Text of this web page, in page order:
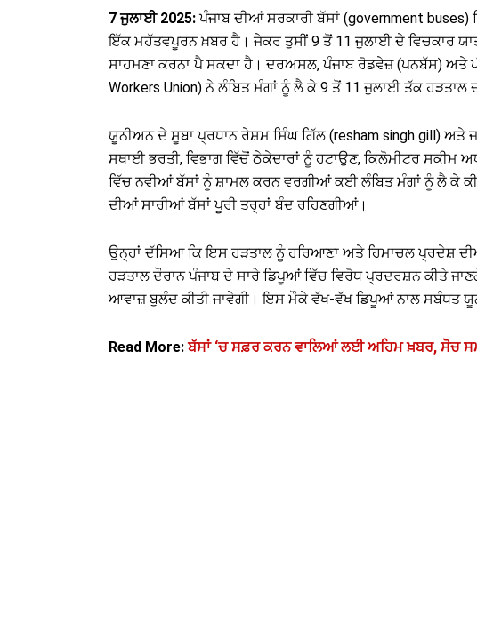
7 ਜੁਲਾਈ 2025:ਪੰਜਾਬ ਦੀਆਂ ਸਰਕਾਰੀ ਬੱਸਾਂ (government
ਇੱਕ ਮਹੱਤਵਪੂਰਨ ਖ਼ਬਰ ਹੈ। ਜੇਕਰ ਤੁਸੀਂ 9 ਤੋਂ 11 ਜੁਲਾਈ ਦੇ ਵਿਚਕਾਰ
ਸਾਹਮਣਾ ਕਰਨਾ ਪੈ ਸਕਦਾ ਹੈ। ਦਰਅਸਲ, ਪੰਜਾਬ ਰੋਡਵੇਜ਼ (ਪਨਬੱਸ)
Workers Union) ਨੇ ਲੰਬਿਤ ਮੰਗਾਂ ਨੂੰ ਲੈ ਕੇ 9 ਤੋਂ 11 ਜੁਲਾਈ ਤੱਕ ਹੜਤਾਲ
ਯੂਨੀਅਨ ਦੇ ਸੂਬਾ ਪ੍ਰਧਾਨ ਰੇਸ਼ਮ ਸਿੰਘ ਗਿੱਲ (resham singh gill)
ਸਥਾਈ ਭਰਤੀ, ਵਿਭਾਗ ਵਿੱਚੋਂ ਠੇਕੇਦਾਰਾਂ ਨੂੰ ਹਟਾਉਣ, ਕਿਲੋਮੀਟਰ ਸਕੀਮ
ਵਿੱਚ ਨਵੀਆਂ ਬੱਸਾਂ ਨੂੰ ਸ਼ਾਮਲ ਕਰਨ ਵਰਗੀਆਂ ਕਈ ਲੰਬਿਤ ਮੰਗਾਂ ਨੂੰ ਲੈ ਕੇ
ਦੀਆਂ ਸਾਰੀਆਂ ਬੱਸਾਂ ਪੂਰੀ ਤਰ੍ਹਾਂ ਬੰਦ ਰਹਿਣਗੀਆਂ।
ਉਨ੍ਹਾਂ ਦੱਸਿਆ ਕਿ ਇਸ ਹੜਤਾਲ ਨੂੰ ਹਰਿਆਣਾ ਅਤੇ ਹਿਮਾਚਲ ਪ੍ਰਦੇਸ਼
ਹੜਤਾਲ ਦੌਰਾਨ ਪੰਜਾਬ ਦੇ ਸਾਰੇ ਡਿਪੂਆਂ ਵਿੱਚ ਵਿਰੋਧ ਪ੍ਰਦਰਸ਼ਨ ਕੀਤੇ
ਆਵਾਜ਼ ਬੁਲੰਦ ਕੀਤੀ ਜਾਵੇਗੀ। ਇਸ ਮੌਕੇ ਵੱਖ-ਵੱਖ ਡਿਪੂਆਂ ਨਾਲ ਸਬੰਧਤ
Read More:ਬੱਸਾਂ ‘ਚ ਸਫ਼ਰ ਕਰਨ ਵਾਲਿਆਂ ਲਈ ਅਹਿਮ ਖ਼ਬਰ, ਸੋਚ